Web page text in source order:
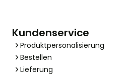
Kundenservice
Produktpersonalisierung
Bestellen
Lieferung